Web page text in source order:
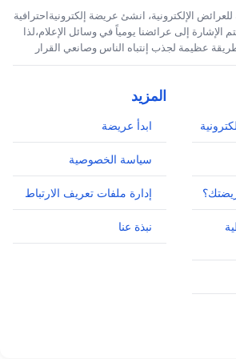
الإلكترونية، انشئ عريضة إلكترونيةاحترافية
الإشارة إلى عرائضنا يومياً في وسائل الإعلام،لذا
عظيمة لجذب إنتباه الناس وصانعي القرار
المزيد
ابدأ عريضة
سياسة الخصوصية
إدارة ملفات تعريف الارتباط
نبذة عنا